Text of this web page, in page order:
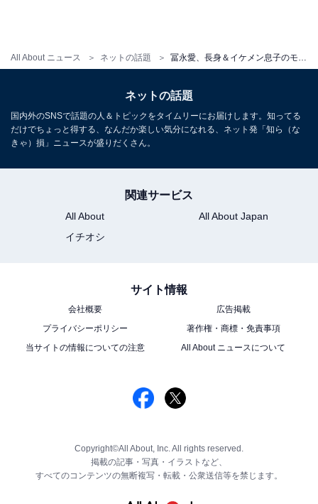
All About ニュース ネットの話題
ネットの話題
国内外のSNSで話題の人＆トピックをタイムリーにお届けします。知ってる
だけでちょっと得する、なんだか楽しい気分になれる、ネット発「知ら（な
きゃ）損」ニュースが盛りだくさん。
関連サービス
All About
All About Japan
イチオシ
サイト情報
会社概要
広告掲載
プライバシーポリシー
著作権・商標・免責事項
当サイトの情報についての注意
All About ニュースについて
Copyright©All About, Inc. All rights reserved.
掲載の記事・写真・イラストなど、
すべてのコンテンツの無断複写・転載・公衆送信等を禁じます。